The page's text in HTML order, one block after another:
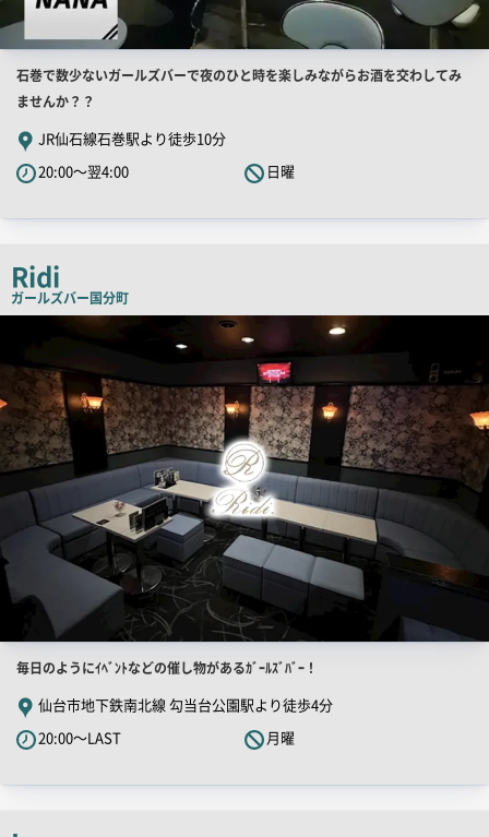
店
舗
PR
キ
ャ
ピ
ー
石巻で数少ないガールズバーで夜のひと時を楽しみながらお酒を交わしてみ
ませんか？？
JR仙石線石巻駅より徒歩10分
20:00～翌4:00
日曜
Ridi
ガールズバー国分町
画
店
舗
PR
キ
毎日のようにｲﾍﾞﾝﾄなどの催し物があるｶﾞｰﾙｽﾞﾊﾞｰ！
仙台市地下鉄南北線 勾当台公園駅より徒歩4分
20:00～LAST
月曜